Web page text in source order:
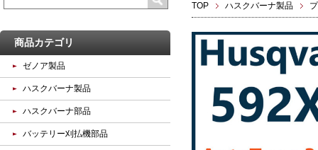
TOP ハスクバーナ製品
商品カテゴリ
ゼノア製品
ハスクバーナ製品
ハスクバーナ部品
バッテリー刈払機部品